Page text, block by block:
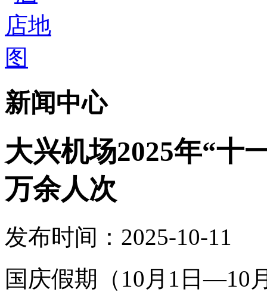
新闻中心
大兴机场2025年“十
万余人次
发布时间：2025-10-11
国庆假期（10月1日—10